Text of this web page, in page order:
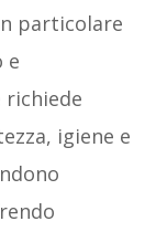
particolare
e
richiede
igiene e